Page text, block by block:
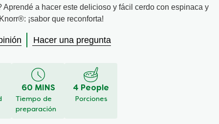
Aprendé a hacer este delicioso y fácil cerdo con espinaca y
¡sabor que reconforta!
Hacer una pregunta
60 MINS
Tiempo de
preparación
4 People
Porciones